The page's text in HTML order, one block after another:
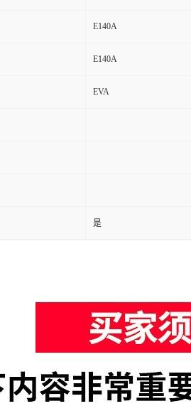
E140A
E140A
EVA
是